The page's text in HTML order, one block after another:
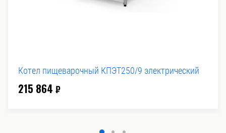
Котел пищеварочный КПЭТ250/9 электрический
215 864 ₽